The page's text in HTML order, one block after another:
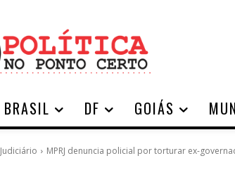
BRASIL DF GOIÁS
Judiciário MPRJ denuncia policial por torturar ex-